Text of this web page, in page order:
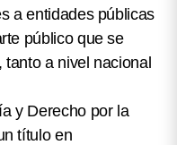
a entidades públicas
público que se
a nivel nacional
y Derecho por la
título en